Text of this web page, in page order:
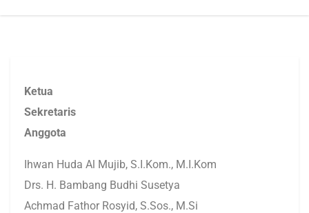
Ketua
Sekretaris
Anggota
Ihwan Huda Al Mujib, S.I.Kom., M.I.Kom
Drs. H. Bambang Budhi Susetya
Achmad Fathor Rosyid, S.Sos., M.Si